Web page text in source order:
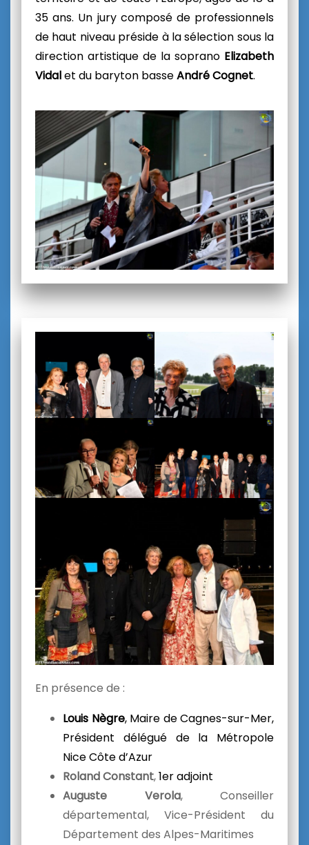
35 ans. Un jury composé de professionnels
de haut niveau préside à la sélection sous la
direction artistique de la soprano Elizabeth
Vidalet du baryton basseAndré Cognet.
En présence de :
Louis Nègre, Maire de Cagnes-sur-Mer,
Président délégué de la Métropole
Nice Côte d’Azur
Roland Constant,1er adjoint
Auguste Verola, Conseiller
départemental, Vice-Président du
Département des Alpes-Maritimes